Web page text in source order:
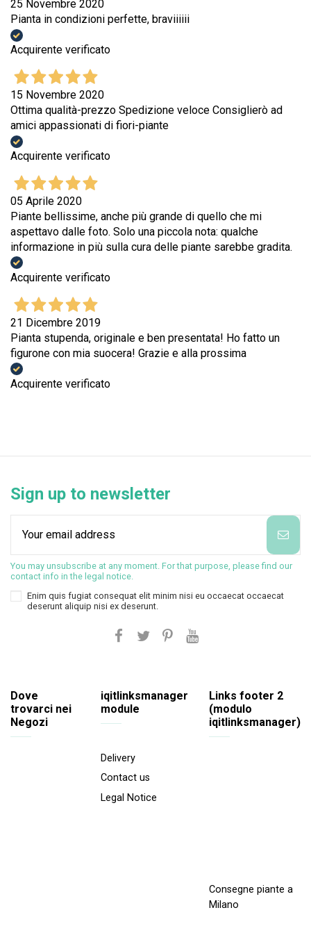
25 Novembre 2020
Pianta in condizioni perfette, braviiiiii
Acquirente verificato
15 Novembre 2020
Ottima qualità-prezzo Spedizione veloce Consiglierò ad
amici appassionati di fiori-piante
Acquirente verificato
05 Aprile 2020
Piante bellissime, anche più grande di quello che mi
aspettavo dalle foto. Solo una piccola nota: qualche
informazione in più sulla cura delle piante sarebbe gradita.
Acquirente verificato
21 Dicembre 2019
Pianta stupenda, originale e ben presentata! Ho fatto un
figurone con mia suocera! Grazie e alla prossima
Acquirente verificato
Sign up to newsletter
You may unsubscribe at any moment. For that purpose, please find our
contact info in the legal notice.
Enim quis fugiat consequat elit minim nisi eu occaecat occaecat
deserunt aliquip nisi ex deserunt.
Dove
trovarci nei
Negozi
iqitlinksmanager
module
Delivery
Contact us
Legal Notice
Links footer 2
(modulo
iqitlinksmanager)
Consegne piante a
Milano